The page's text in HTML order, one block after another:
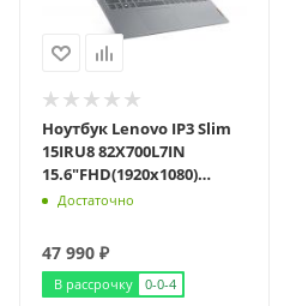
Ноутбук Lenovo IP3 Slim
15IRU8 82X700L7IN
15.6"FHD(1920x1080)
TN/Core i3-1315U
Достаточно
47 990 ₽
В рассрочку 0-0-4